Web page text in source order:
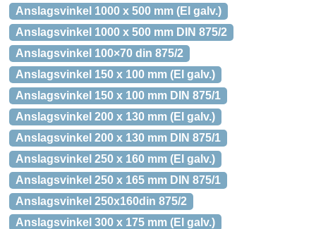
Anslagsvinkel 1000 x 500 mm (El galv.)
Anslagsvinkel 1000 x 500 mm DIN 875/2
Anslagsvinkel 100×70 din 875/2
Anslagsvinkel 150 x 100 mm (El galv.)
Anslagsvinkel 150 x 100 mm DIN 875/1
Anslagsvinkel 200 x 130 mm (El galv.)
Anslagsvinkel 200 x 130 mm DIN 875/1
Anslagsvinkel 250 x 160 mm (El galv.)
Anslagsvinkel 250 x 165 mm DIN 875/1
Anslagsvinkel 250x160din 875/2
Anslagsvinkel 300 x 175 mm (El galv.)